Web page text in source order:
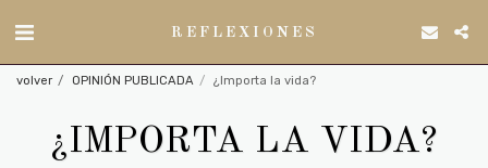
REFLEXIONES
volver OPINIÓN PUBLICADA ¿Importa la vida?
¿IMPORTA LA VIDA?